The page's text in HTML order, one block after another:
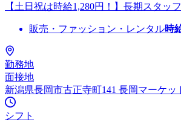
【土日祝は時給1,280円！】長期スタッ
販売・ファッション・レンタル時
勤務地
面接地
新潟県長岡市古正寺町141 長岡マーケッ
シフト